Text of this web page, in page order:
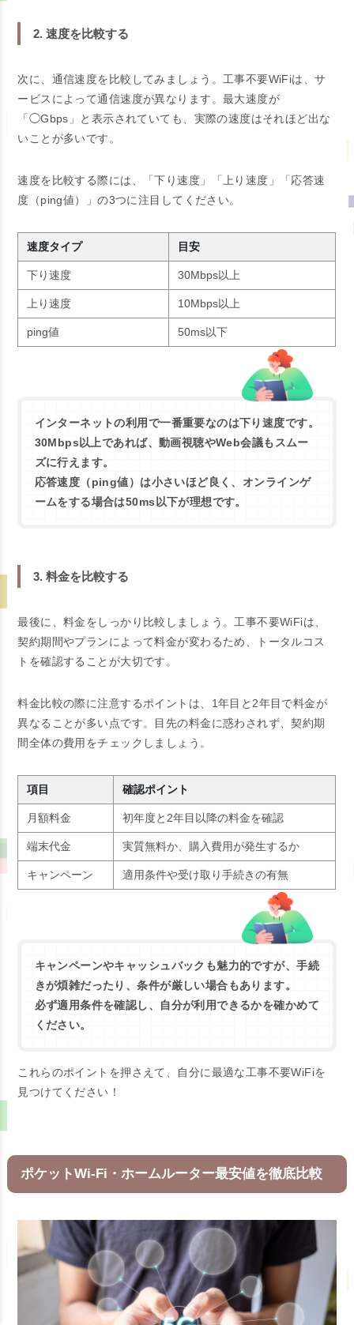
2. 速度を比較する
次に、通信速度を比較してみましょう。工事不要WiFiは、サ
ービスによって通信速度が異なります。最大速度が
「◯Gbps」と表示されていても、実際の速度はそれほど出な
いことが多いです。
速度を比較する際には、「下り速度」「上り速度」「応答速
度（ping値）」の3つに注目してください。
速度タイプ 目安
下り速度 30Mbps以上
上り速度 10Mbps以上
ping値 50ms以下
インターネットの利用で一番重要なのは下り速度です。
30Mbps以上であれば、動画視聴やWeb会議もスムー
ズに行えます。
応答速度（ping値）は小さいほど良く、オンラインゲ
ームをする場合は50ms以下が理想です。
3. 料金を比較する
最後に、料金をしっかり比較しましょう。工事不要WiFiは、
契約期間やプランによって料金が変わるため、トータルコス
トを確認することが大切です。
料金比較の際に注意するポイントは、1年目と2年目で料金が
異なることが多い点です。目先の料金に惑わされず、契約期
間全体の費用をチェックしましょう。
項目 確認ポイント
月額料金 初年度と2年目以降の料金を確認
端末代金 実質無料か、購入費用が発生するか
キャンペーン 適用条件や受け取り手続きの有無
キャンペーンやキャッシュバックも魅力的ですが、手続
きが煩雑だったり、条件が厳しい場合もあります。
必ず適用条件を確認し、自分が利用できるかを確かめて
ください。
これらのポイントを押さえて、自分に最適な工事不要WiFiを
見つけてください！
ポケットWi-Fi・ホームルーター最安値を徹底比較